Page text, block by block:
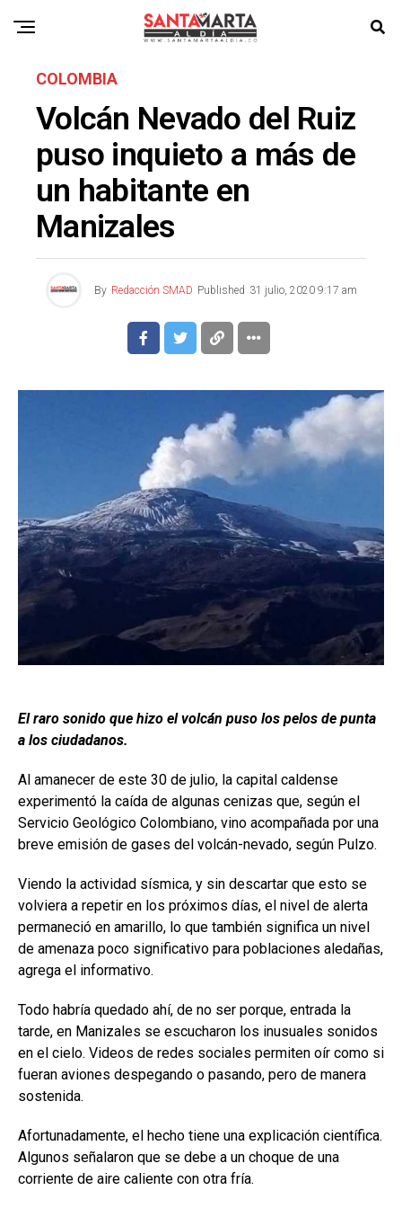
COLOMBIA
Volcán Nevado del Ruiz
puso inquieto a más de
un habitante en
Manizales
By Redacción SMAD Published 31 julio, 2020 9:17 am
El raro sonido que hizo el volcán puso los pelos de punta
a los ciudadanos.
Al amanecer de este 30 de julio, la capital caldense
experimentó la caída de algunas cenizas que, según el
Servicio Geológico Colombiano, vino acompañada por una
breve emisión de gases del volcán-nevado, según Pulzo.
Viendo la actividad sísmica, y sin descartar que esto se
volviera a repetir en los próximos días, el nivel de alerta
permaneció en amarillo, lo que también significa un nivel
de amenaza poco significativo para poblaciones aledañas,
agrega el informativo.
Todo habría quedado ahí, de no ser porque, entrada la
tarde, en Manizales se escucharon los inusuales sonidos
en el cielo. Videos de redes sociales permiten oír como si
fueran aviones despegando o pasando, pero de manera
sostenida.
Afortunadamente, el hecho tiene una explicación científica.
Algunos señalaron que se debe a un choque de una
corriente de aire caliente con otra fría.